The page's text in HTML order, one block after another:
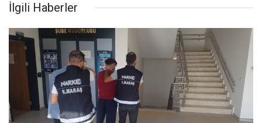
İlgili Haberler